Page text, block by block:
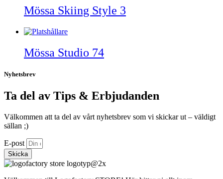
Mössa Skiing Style 3
Mössa Studio 74
Nyhetsbrev
Ta del av Tips & Erbjudanden
Välkommen att ta del av vårt nyhetsbrev som vi skickar ut – väldigt
sällan ;)
E-post
Skicka